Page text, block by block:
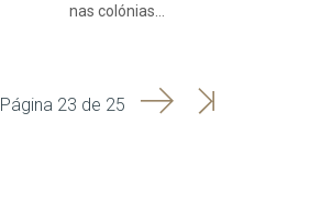
nas colónias…
Página 23 de 25 SeguinteÚltima